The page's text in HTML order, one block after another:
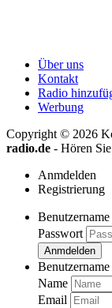
Über uns
Kontakt
Radio
Werbung
Copyright © 2026
radio.de - Hören
Anmdelden
Registrierung
Benutzername
Passwort
Anmdelden
Benutzername
Name
Email